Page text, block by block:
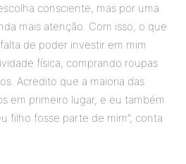
consciente, mas por uma
mais atenção. Com isso, o que
de poder investir em mim
física, comprando roupas
Acredito que a maioria das
em primeiro lugar, e eu também
filho fosse parte de mim”, conta